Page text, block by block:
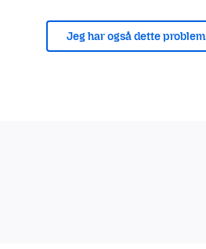
Jeg har også dette problem